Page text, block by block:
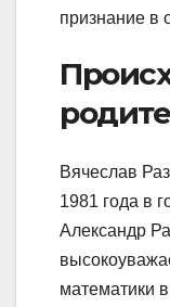
признание в
Вячеслав
1981 года в
Александр
математики